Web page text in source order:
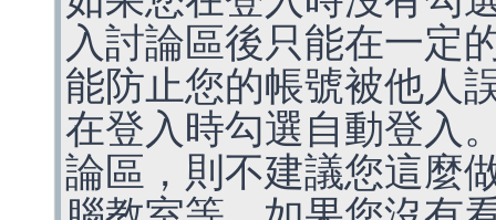
入討論區後只能在一定
能防止您的帳號被他人
在登入時勾選自動登入
論區，則不建議您這麼